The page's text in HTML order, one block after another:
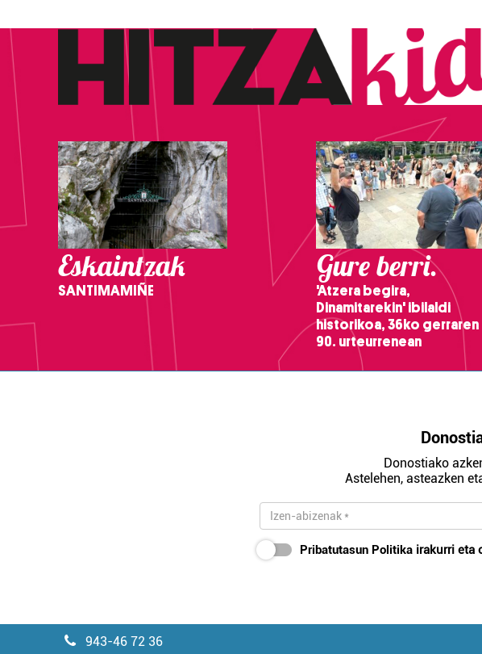
Eskaintzak
SANTIMAMIÑE
Gure berri.
'Atzera begira,
Dinamitarekin' ibilaldi
historikoa, 36ko gerraren
90. urteurrenean
Donostiako
Astelehen, asteazken
Pribatutasun Politika irakurri eta
943-46 72 36